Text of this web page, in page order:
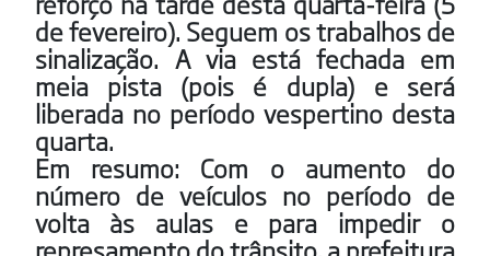
de fevereiro). Seguem os trabalhos de
sinalização. A via está fechada em
meia pista (pois é dupla) e será
liberada no período vespertino desta
quarta.
Em resumo: Com o aumento do
número de veículos no período de
volta às aulas e para impedir o